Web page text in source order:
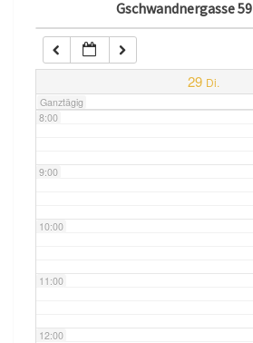
Gschwandnergasse 59
29 Di.
Ganztägig
7:00
8:00
9:00
10:00
11:00
12:00